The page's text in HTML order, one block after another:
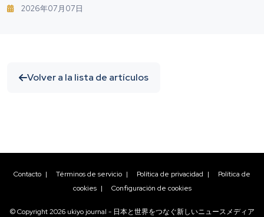
El "órgano Olvidado".
2026年07月07日
Volver a la lista de artículos
Contacto | Términos de servicio | Política de privacidad | Política de
cookies | Configuración de cookies
© Copyright2026 ukiyo journal - 日本と世界をつなぐ新しいニュースメディア